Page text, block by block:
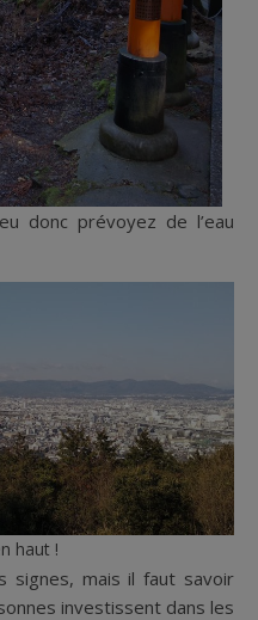
donc prévoyez de l’eau
haut !
signes, mais il faut savoir
investissent dans les